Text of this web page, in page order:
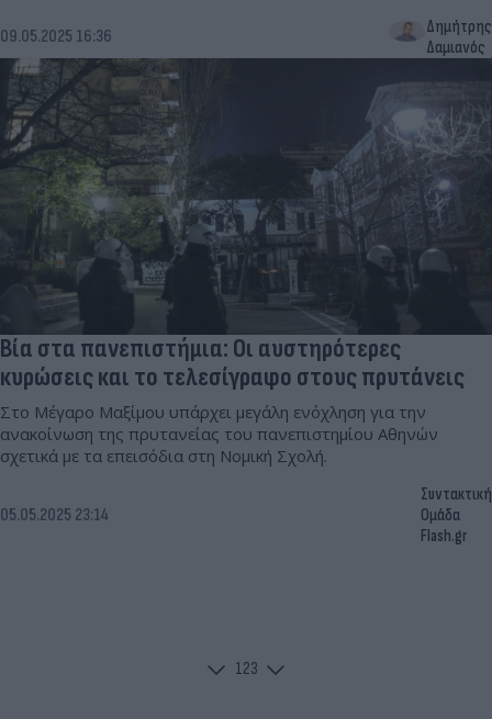
09.05.2025 16:36
Δημήτρης
Δαμιανός
Βία στα πανεπιστήμια: Οι αυστηρότερες
κυρώσεις και το τελεσίγραφο στους πρυτάνεις
Στο Μέγαρο Μαξίμου υπάρχει μεγάλη ενόχληση για την
ανακοίνωση της πρυτανείας του πανεπιστημίου Αθηνών
σχετικά με τα επεισόδια στη Νομική Σχολή.
05.05.2025 23:14
Συντακτική
Ομάδα
Flash.gr
123